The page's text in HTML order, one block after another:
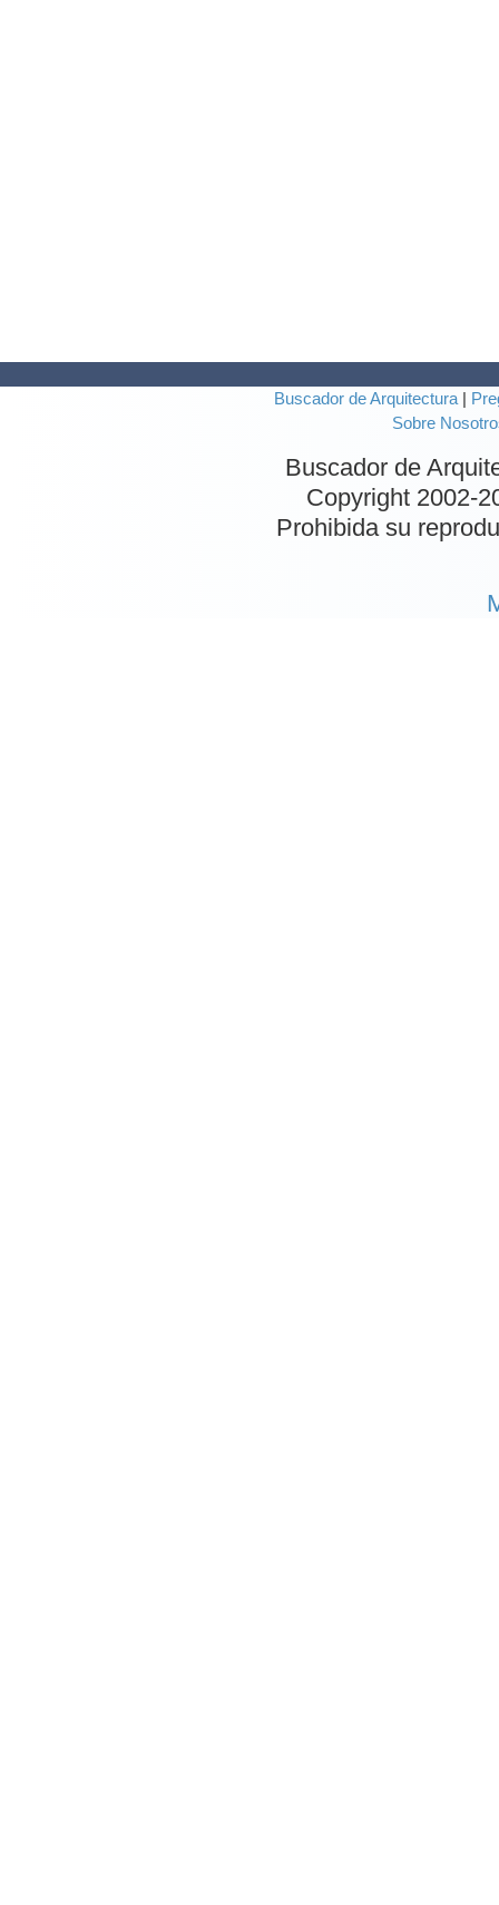
Buscador de Arquitectura
Sobre
Buscador de
Copyright 2002-
Prohibida su